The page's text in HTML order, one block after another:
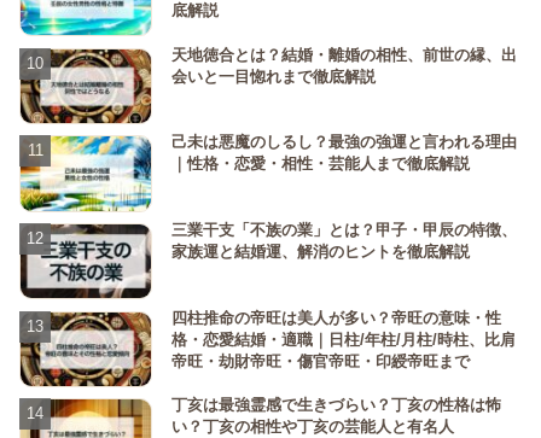
底解説
天地徳合とは？結婚・離婚の相性、前世の縁、出
会いと一目惚れまで徹底解説
己未は悪魔のしるし？最強の強運と言われる理由
｜性格・恋愛・相性・芸能人まで徹底解説
三業干支「不族の業」とは？甲子・甲辰の特徴、
家族運と結婚運、解消のヒントを徹底解説
四柱推命の帝旺は美人が多い？帝旺の意味・性
格・恋愛結婚・適職｜日柱/年柱/月柱/時柱、比肩
帝旺・劫財帝旺・傷官帝旺・印綬帝旺まで
丁亥は最強霊感で生きづらい？丁亥の性格は怖
い？丁亥の相性や丁亥の芸能人と有名人